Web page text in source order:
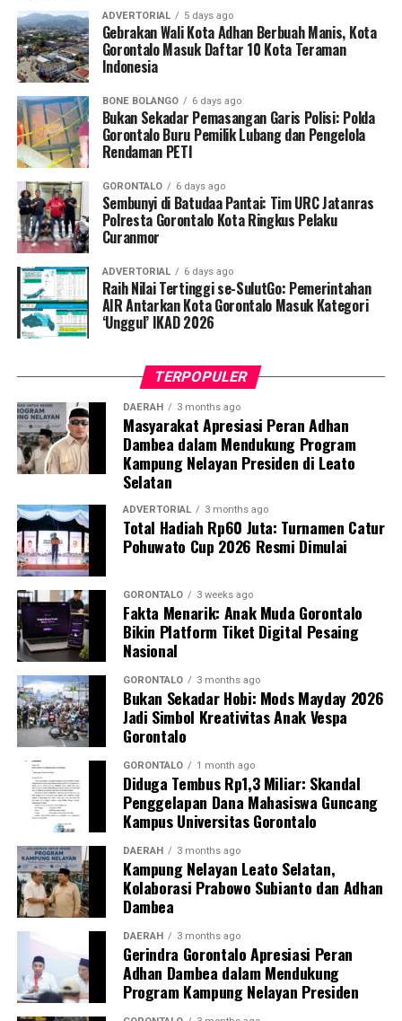
Koordinator Desa KKN-PK UNG Desa Luwoo, Taufik
Mohamad Nur, menyampaikan bahwa selain mengawal
teknis pelayanan medis, mahasiswa bertindak sebagai
edukator kesehatan masyarakat.
Penyuluhan difokuskan pada pemahaman mekanisme
penularan, pengenalan gejala awal, pentingnya
hingga tuntas, serta pengikisan stigma negatif terhadap
penyintas TBC di lingkungan warga.
“Literasi kesehatan warga adalah fondasi utama dalam
memutus rantai penularan TBC. Kami berupaya
menyampaikan edukasi yang persuasif dan mudah
dipahami agar warga tidak ragu melakukan pemeriksaan
apabila mengalami gejala batuk berkepanjangan,”
Selain skrining TBC, mahasiswa turut mendampingi
nakes Puskesmas Talaga Jaya dalam memberikan
pelayanan Cek Kesehatan Gratis (CKG), meliputi
pengukuran tekanan darah, cek kadar gula darah, dan
penapisan faktor risiko penyakit tidak menular (PTM)
sebagai upaya promotif-preventif.
Perwakilan DPL KKN-PK, Dr. dr. Vivien Novarina A.
Kasim, M.Kes., menegaskan bahwa keterlibatan
mahasiswa merupakan bentuk perwujudan Tri Dharma
Perguruan Tinggi dalam mengawal transformasi
layanan kesehatan primer.
“Kehadiran mahasiswa mempercepat jangkauan skema
active case findingTBC yang dicanangkan pemerintah.
Sinergi multisektor antara perguruan tinggi, dinas
kesehatan, puskesmas, dan pemerintah desa seperti
inilah yang menjadi kunci sukses pembentukan
masyarakat sadar sehat,” jelas Dr. Vivien.
Masyarakat Desa Luwoo menyambut antusias agenda
terpadu ini. Ratusan warga memanfaatkan layanan
pemeriksaan kesehatan gratis sekaligus berkonsultasi
mengenai pola hidup bersih dan sehat (PHBS)
pencegahan tuberkulosis.
ADVERTORIAL 5 days ago
Gebrakan Wali Kota Adhan Berbuah Manis, Kota
Gorontalo Masuk Daftar 10 Kota Teraman
Indonesia
BONE BOLANGO 6 days ago
Bukan Sekadar Pemasangan Garis Polisi: Polda
Gorontalo Buru Pemilik Lubang dan Pengelola
Rendaman PETI
GORONTALO 6 days ago
Sembunyi di Batudaa Pantai: Tim URC Jatanras
Polresta Gorontalo Kota Ringkus Pelaku
Curanmor
ADVERTORIAL 6 days ago
Raih Nilai Tertinggi se-SulutGo: Pemerintahan
AIR Antarkan Kota Gorontalo Masuk Kategori
‘Unggul’ IKAD 2026
TERPOPULER
DAERAH 3 months ago
Masyarakat Apresiasi Peran Adhan
Dambea dalam Mendukung Program
Kampung Nelayan Presiden di Leato
Selatan
ADVERTORIAL 3 months ago
Total Hadiah Rp60 Juta: Turnamen Catur
Pohuwato Cup 2026 Resmi Dimulai
GORONTALO 3 weeks ago
Fakta Menarik: Anak Muda Gorontalo
Bikin Platform Tiket Digital Pesaing
Nasional
GORONTALO 3 months ago
Bukan Sekadar Hobi: Mods Mayday 2026
Jadi Simbol Kreativitas Anak Vespa
Gorontalo
GORONTALO 1 month ago
Diduga Tembus Rp1,3 Miliar: Skandal
Penggelapan Dana Mahasiswa Guncang
Kampus Universitas Gorontalo
DAERAH 3 months ago
Kampung Nelayan Leato Selatan,
Kolaborasi Prabowo Subianto dan Adhan
Dambea
DAERAH 3 months ago
Gerindra Gorontalo Apresiasi Peran
Adhan Dambea dalam Mendukung
Program Kampung Nelayan Presiden